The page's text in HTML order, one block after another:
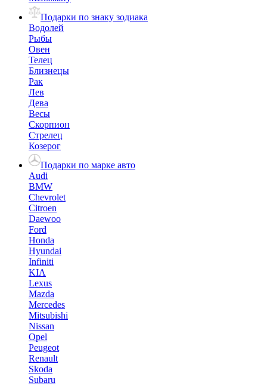
Подарки по знаку зодиака
Водолей
Рыбы
Овен
Телец
Близнецы
Рак
Лев
Дева
Весы
Скорпион
Стрелец
Козерог
Подарки по марке авто
Audi
BMW
Chevrolet
Citroen
Daewoo
Ford
Honda
Hyundai
Infiniti
KIA
Lexus
Mazda
Mercedes
Mitsubishi
Nissan
Opel
Peugeot
Renault
Skoda
Subaru